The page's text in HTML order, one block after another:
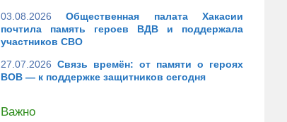
03.08.2026
Общественная палата Хакасии
почтила память героев ВДВ и поддержала
участников СВО
27.07.2026 Связь времён: от памяти о героях
ВОВ — к поддержке защитников сегодня
Важно